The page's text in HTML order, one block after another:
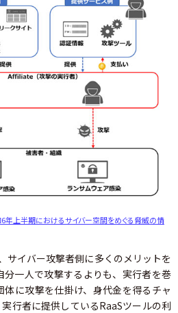
年上半期におけるサイバー空間をめぐる脅威の情
サイバー攻撃者側に多くのメリットを
分一人で攻撃するよりも、実行者を巻
体に攻撃を仕掛け、身代金を得るチャ
行者に提供しているRaaSツールの利